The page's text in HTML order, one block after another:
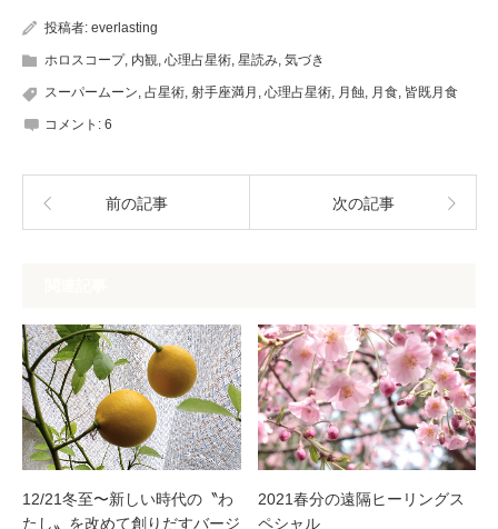
投稿者: everlasting
ホロスコープ, 内観 心理占星術 星読み 気づき
スーパームーン 占星術 射手座満月 心理占星術 月蝕 月食 皆既月食
コメント: 6
前の記事 次の記事
12/21冬至〜新しい時代の〝わ
たし〟を改めて創りだすバージ
2021春分の遠隔ヒーリングス
ペシャル